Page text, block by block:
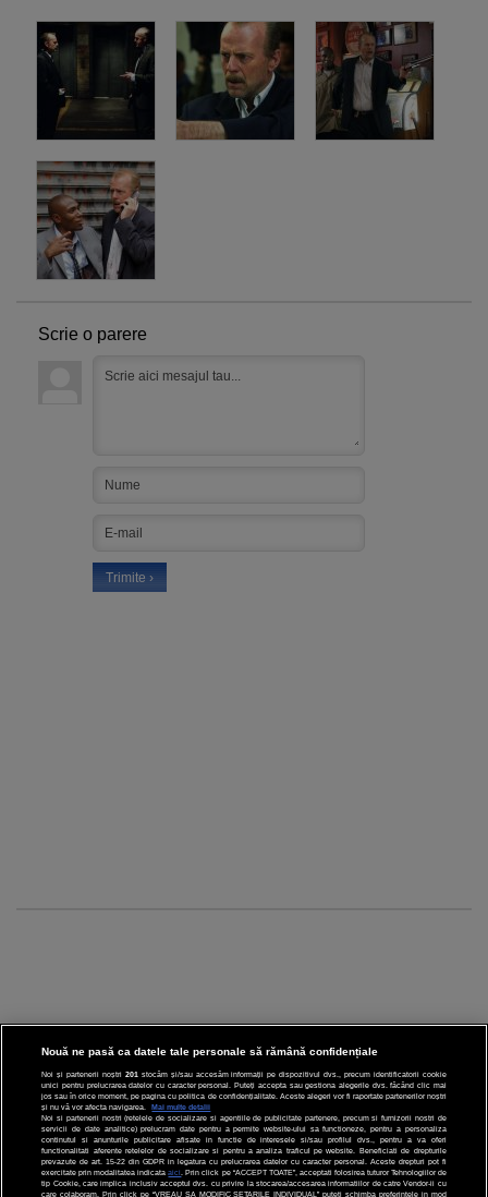
Scrie o parere
CINEMA
DIVERTISMENT
STIRI
Nouă ne pasă ca datele tale personale să rămână confidențiale
Noi și partenerii noștri 201 stocăm și/sau accesăm informații pe dispozitivul dvs., precum identificatorii cookie
unici pentru prelucrarea datelor cu caracter personal. Puteți accepta sau gestiona alegerile dvs. făcând clic mai
jos sau în orice moment, pe pagina cu politica de confidențialitate. Aceste alegeri vor fi raportate partenerilor noștri
și nu vă vor afecta navigarea.
Mai multe detalii
Noi si partenerii nostri (retelele de socializare si agentiile de publicitate partenere, precum si furnizorii nostri de
servicii de date analitice) prelucram date pentru a permite website-ului sa functioneze, pentru a personaliza
continutul si anunturile publicitare afisate in functie de interesele si/sau profilul dvs., pentru a va oferi
functionalitati aferente retelelor de socializare si pentru a analiza traficul pe website. Beneficiati de drepturile
prevazute de art. 15-22 din GDPR in legatura cu prelucrarea datelor cu caracter personal. Aceste drepturi pot fi
exercitate prin modalitatea indicataaici . Prin click pe “ACCEPT TOATE”, acceptati folosirea tuturor Tehnologiilor de
tip Cookie, care implica inclusiv acceptul dvs. cu privire la stocarea/accesarea informatiilor de catre Vendor-ii cu
care colaboram. Prin click pe “VREAU SA MODIFIC SETARILE INDIVIDUAL” puteti schimba preferintele in mod